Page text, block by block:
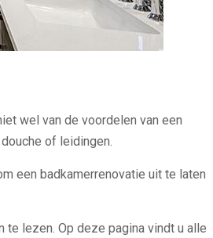
wel van de voordelen van een
of leidingen.
een badkamerrenovatie uit te laten
te lezen. Op deze pagina vindt u alle